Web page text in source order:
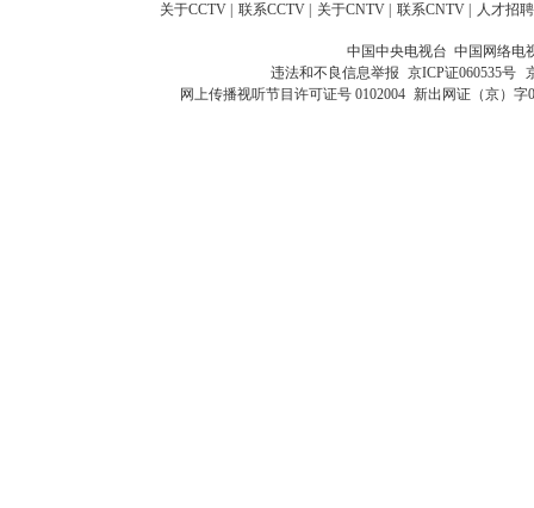
关于CCTV 联系CCTV 关于CNTV 联系CNTV 人才招聘
中国中央电视台 中国网络电
违法和不良信息举报 京ICP证060535号
网上传播视听节目许可证号 0102004 新出网证（京）